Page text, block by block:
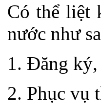
Có thể liệt
nước như
1. Đăng ký,
2. Phục vụ